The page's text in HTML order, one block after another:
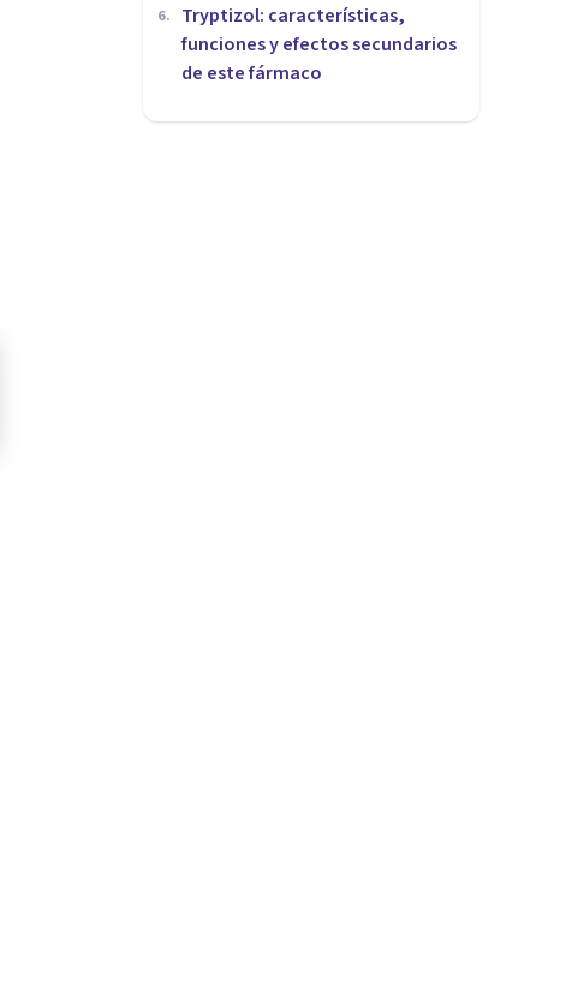
6.
Tryptizol: características,
funciones y efectos secundarios
de este fármaco